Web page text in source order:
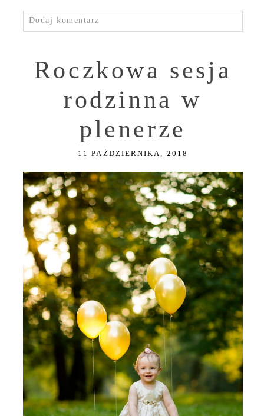
Dodaj komentarz
Roczkowa sesja
rodzinna w
plenerze
11 PAŹDZIERNIKA, 2018